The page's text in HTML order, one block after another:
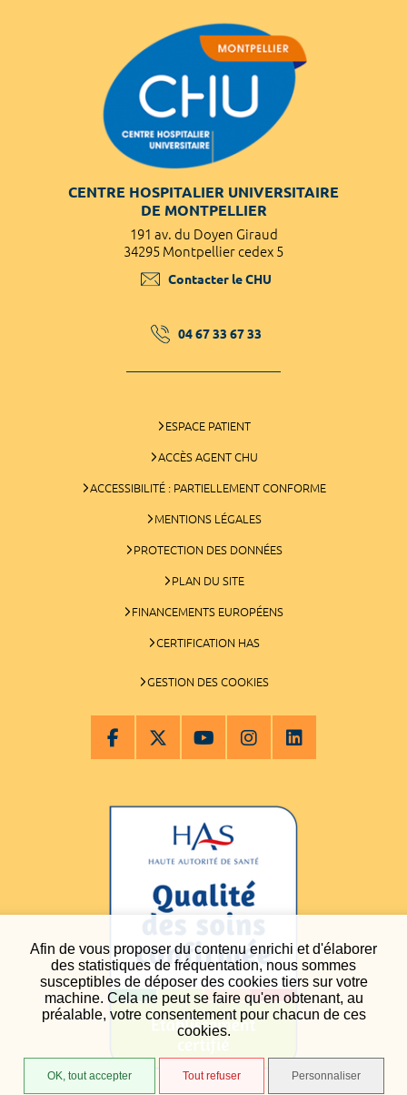
Afin de vous proposer du contenu enrichi et d'élaborer
des statistiques de fréquentation, nous sommes
susceptibles de déposer des cookies tiers sur votre
machine. Cela ne peut se faire qu'en obtenant, au
préalable, votre consentement pour chacun de ces
cookies.
OK, tout accepter Tout refuser Personnaliser
CENTRE HOSPITALIER UNIVERSITAIRE
DE MONTPELLIER
191 av. du Doyen Giraud
34295 Montpellier cedex 5
Contacter le CHU
04 67 33 67 33
ESPACE PATIENT
ACCÈS AGENT CHU
ACCESSIBILITÉ : PARTIELLEMENT CONFORME
MENTIONS LÉGALES
PROTECTION DES DONNÉES
PLAN DU SITE
FINANCEMENTS EUROPÉENS
CERTIFICATION HAS
GESTION DES COOKIES